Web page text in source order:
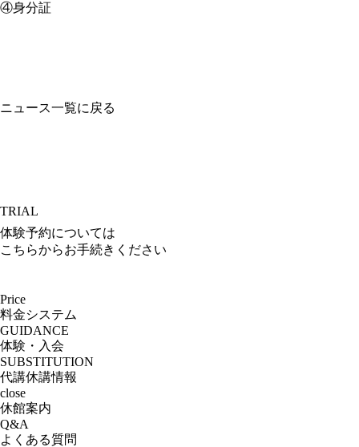
④身分証
ニュース一覧に戻る
TRIAL
体験予約については
こちらからお手続きください
Price
料金システム
GUIDANCE
体験・入会
SUBSTITUTION
代講休講情報
close
休館案内
Q&A
よくある質問